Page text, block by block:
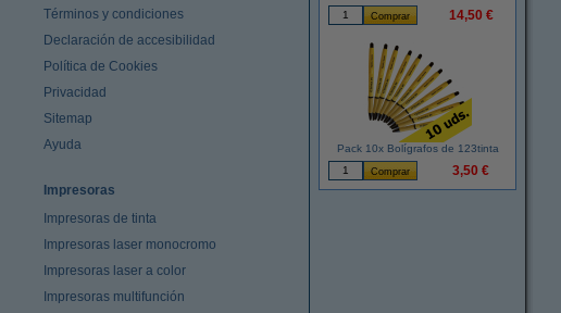
14,50 €
Pack 10x Bolígrafos de 123tinta
3,50 €
Términos y condiciones
Declaración de accesibilidad
Política de Cookies
Privacidad
Sitemap
Ayuda
Impresoras
Impresoras de tinta
Impresoras laser monocromo
Impresoras laser a color
Impresoras multifunción